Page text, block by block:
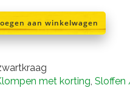
aan winkelwagen
met korting,